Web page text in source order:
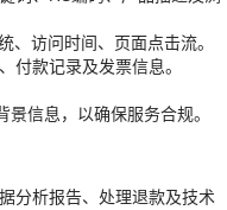
、访问时间、页面点击流。
付款记录及发票信息。
信息，以确保服务合规。
分析报告、处理退款及技术